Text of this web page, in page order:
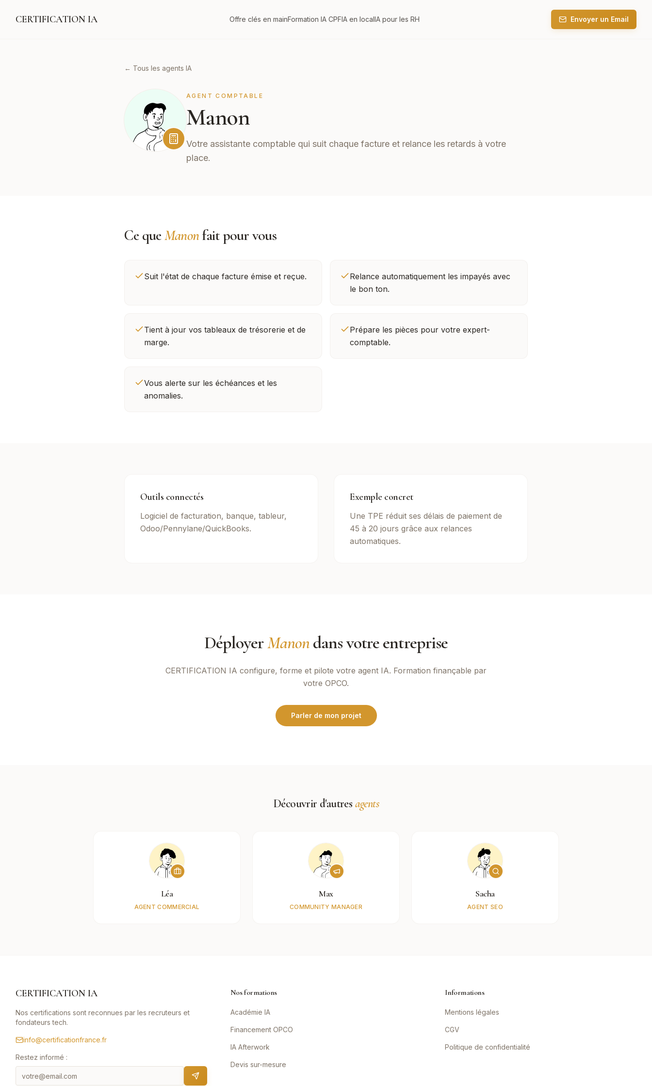
CERTIFICATION IA Offre clés en mainFormation IA CPFIA en localIA pour les RH Envoyer un Email
← Tous les agents IA
AGENT COMPTABLE
Manon
Votre assistante comptable qui suit chaque facture et relance les retards à votre
place.
Ce queManonfait pour vous
Suit l'état de chaque facture émise et reçue.
Relance automatiquement les impayés avec
le bon ton.
Tient à jour vos tableaux de trésorerie et de
marge.
Prépare les pièces pour votre expert-
comptable.
Vous alerte sur les échéances et les
anomalies.
Outils connectés
Logiciel de facturation, banque, tableur,
Odoo/Pennylane/QuickBooks.
Exemple concret
Une TPE réduit ses délais de paiement de
45 à 20 jours grâce aux relances
automatiques.
DéployerManondans votre entreprise
CERTIFICATION IA configure, forme et pilote votre agent IA. Formation finançable par
votre OPCO.
Parler de mon projet
Découvrir d'autres agents
Léa
AGENT COMMERCIAL
Max
COMMUNITY MANAGER
Sacha
AGENT SEO
CERTIFICATION IA
Nos certifications sont reconnues par les recruteurs et
fondateurs tech.
info@certificationfrance.fr
Restez informé :
Nos formations
Académie IA
Financement OPCO
IA Afterwork
Devis sur-mesure
Informations
Mentions légales
CGV
Politique de confidentialité